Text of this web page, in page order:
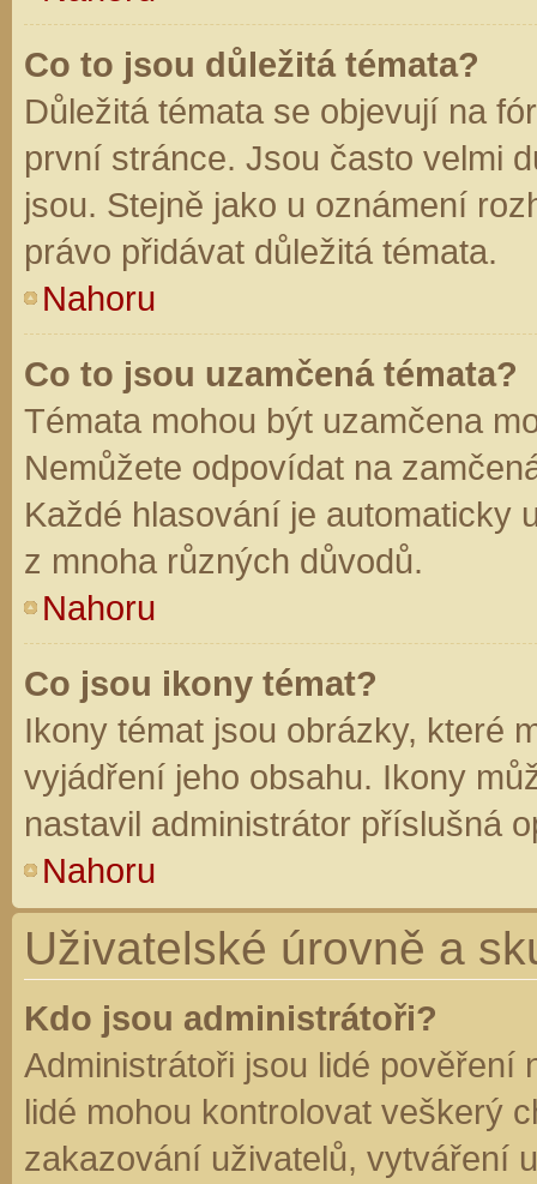
Co to jsou důležitá témata?
Důležitá témata se objevují na
první stránce. Jsou často velmi
jsou. Stejně jako u oznámení
právo přidávat důležitá témata.
Nahoru
Co to jsou uzamčená témata?
Témata mohou být uzamčena
Nemůžete odpovídat na
Každé hlasování je automaticky
z mnoha různých důvodů.
Nahoru
Co jsou ikony témat?
Ikony témat jsou obrázky, které
vyjádření jeho obsahu. Ikony
nastavil administrátor příslušná
Nahoru
Uživatelské úrovně a
Kdo jsou administrátoři?
Administrátoři jsou lidé pověření
lidé mohou kontrolovat veškerý
zakazování uživatelů, vytváření